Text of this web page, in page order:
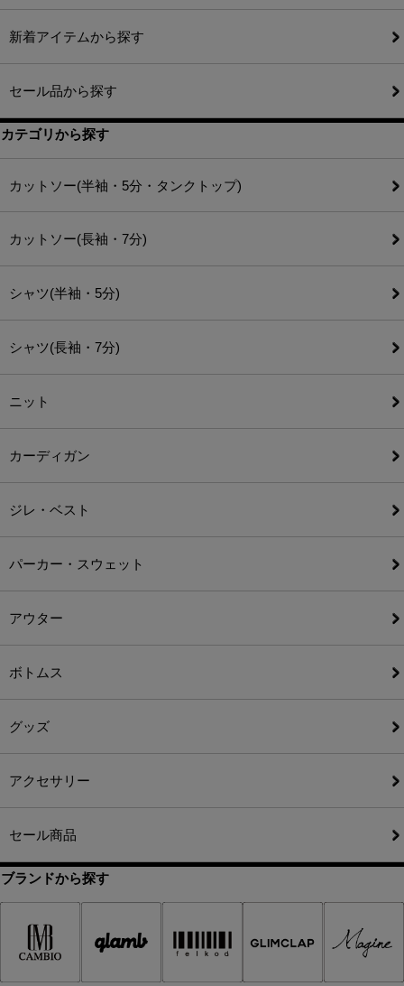
新着アイテムから探す
セール品から探す
カテゴリから探す
カットソー(半袖・5分・タンクトップ)
カットソー(長袖・7分)
シャツ(半袖・5分)
シャツ(長袖・7分)
ニット
カーディガン
ジレ・ベスト
パーカー・スウェット
アウター
ボトムス
グッズ
アクセサリー
セール商品
ブランドから探す